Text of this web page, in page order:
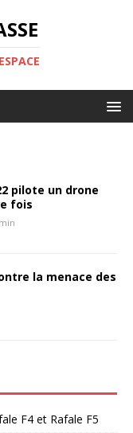
pilote un drone
fois
la menace des
F4 et Rafale F5